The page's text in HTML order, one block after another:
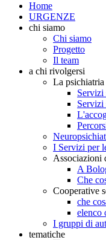
Home
URGENZE
chi siamo
Chi siamo
Progetto
Il team
a chi rivolgersi
La
Servizi
Servizi
I Servizi per
Associazioni
A
Che
Cooperative
che
elenco
I gruppi di
tematiche